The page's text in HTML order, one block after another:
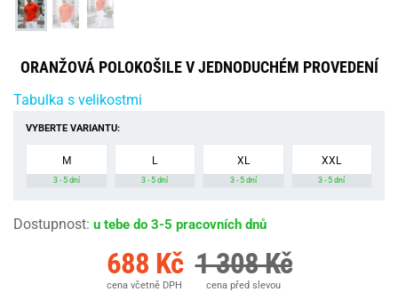
ORANŽOVÁ POLOKOŠILE V JEDNODUCHÉM PROVEDENÍ
Tabulka s velikostmi
VYBERTE VARIANTU:
M
3 - 5 dní
L
3 - 5 dní
XL
3 - 5 dní
XXL
3 - 5 dní
Dostupnost: u tebe do 3-5 pracovních dnů
688 Kč
cena včetně DPH
1 308 Kč
cena před slevou